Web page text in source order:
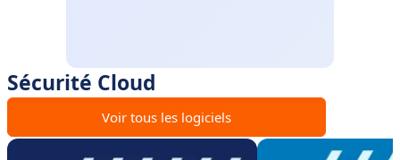
Sécurité Cloud
Voir tous les logiciels